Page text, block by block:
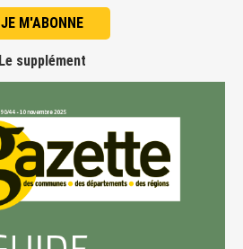
JE M'ABONNE
Le supplément